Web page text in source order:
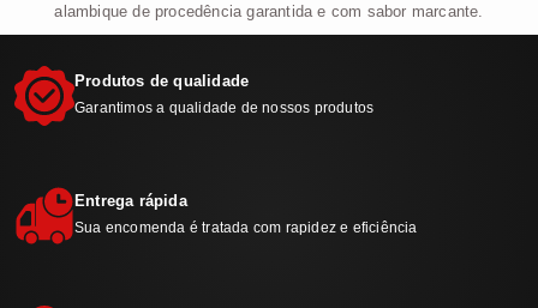
alambique de procedência garantida e com sabor marcante.
Produtos de qualidade
Garantimos a qualidade de nossos produtos
Entrega rápida
Sua encomenda é tratada com rapidez e eficiência